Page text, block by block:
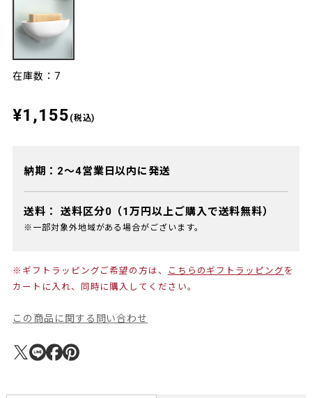
在庫数：7
¥1,155 (税込)
納期：2～4営業日以内に発送
送料： 送料区分0（1万円以上ご購入で送料無料）
※一部対象外地域がある場合がございます。
※ギフトラッピングご希望の方は、 こちらのギフトラッピング を
カートに入れ、同時に購入してください。
この商品に関する問い合わせ